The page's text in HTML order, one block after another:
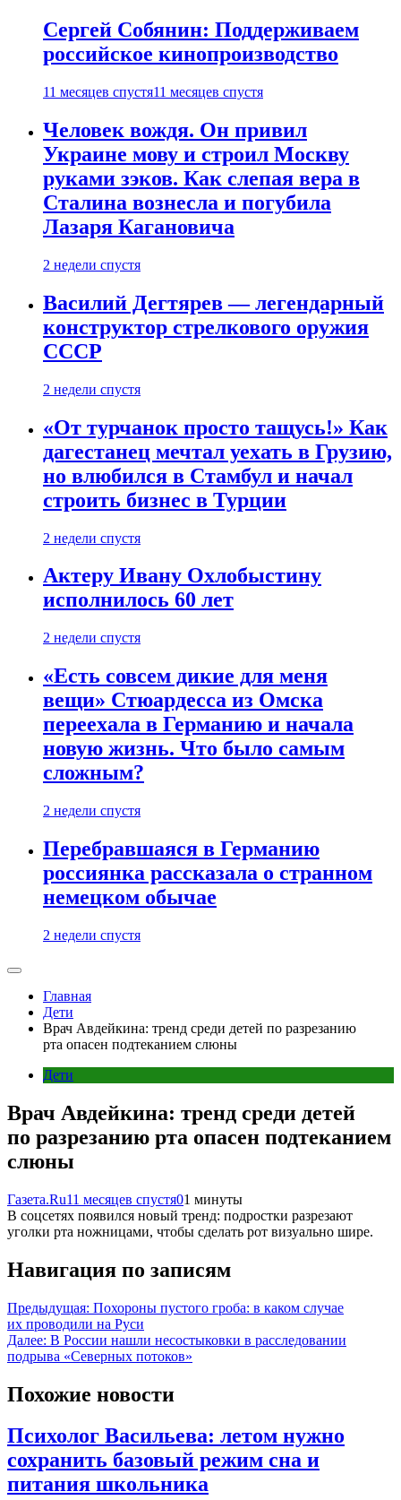
Сергей Собянин: Поддерживаем
российское кинопроизводство
11 месяцев спустя11 месяцев спустя
Человек вождя. Он привил
Украине мову и строил Москву
руками зэков. Как слепая вера в
Сталина вознесла и погубила
Лазаря Кагановича
2 недели спустя
Василий Дегтярев — легендарный
конструктор стрелкового оружия
СССР
2 недели спустя
«От турчанок просто тащусь!» Как
дагестанец мечтал уехать в Грузию,
но влюбился в Стамбул и начал
строить бизнес в Турции
2 недели спустя
Актеру Ивану Охлобыстину
исполнилось 60 лет
2 недели спустя
«Есть совсем дикие для меня
вещи» Стюардесса из Омска
переехала в Германию и начала
новую жизнь. Что было самым
сложным?
2 недели спустя
Перебравшаяся в Германию
россиянка рассказала о странном
немецком обычае
2 недели спустя
Главная
Дети
Врач Авдейкина: тренд среди детей по разрезанию
рта опасен подтеканием слюны
Дети
Врач Авдейкина: тренд среди детей
по разрезанию рта опасен подтеканием
слюны
Газета.Ru11 месяцев спустя01 минуты
В соцсетях появился новый тренд: подростки разрезают
уголки рта ножницами, чтобы сделать рот визуально шире.
Навигация по записям
Предыдущая: Похороны пустого гроба: в каком случае
их проводили на Руси
Далее: В России нашли несостыковки в расследовании
подрыва «Северных потоков»
Похожие новости
Психолог Васильева: летом нужно
сохранить базовый режим сна и
питания школьника